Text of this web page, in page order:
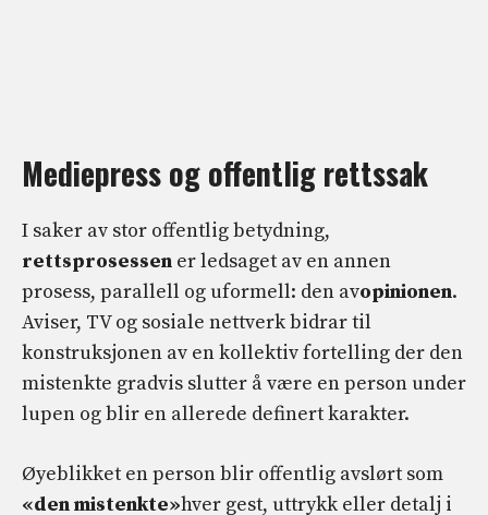
Mediepress og offentlig rettssak
I saker av stor offentlig betydning,
rettsprosessen er ledsaget av en annen
prosess, parallell og uformell: den avopinionen.
Aviser, TV og sosiale nettverk bidrar til
konstruksjonen av en kollektiv fortelling der den
mistenkte gradvis slutter å være en person under
lupen og blir en allerede definert karakter.
Øyeblikket en person blir offentlig avslørt som
«den mistenkte»hver gest, uttrykk eller detalj i